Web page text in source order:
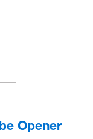
Opener